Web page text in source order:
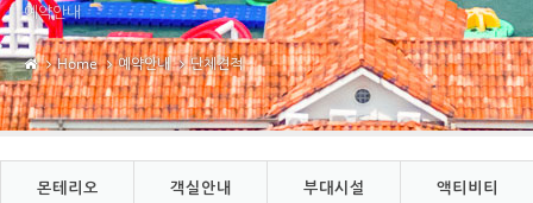
예약안내
Home 예약안내 단체견적
몬테리오 객실안내 부대시설 액티비티